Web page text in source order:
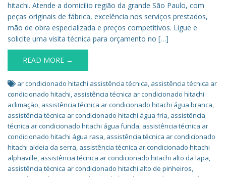
hitachi. Atende a domicílio região da grande São Paulo, com
peças originais de fábrica, excelência nos serviços prestados,
mão de obra especializada e preços competitivos. Ligue e
solicite uma visita técnica para orçamento no […]
READ MORE →
ar condicionado hitachi assistência técnica, assistência técnica ar
condicionado hitachi, assistência técnica ar condicionado hitachi
aclimação, assistência técnica ar condicionado hitachi água branca,
assistência técnica ar condicionado hitachi água fria, assistência
técnica ar condicionado hitachi água funda, assistência técnica ar
condicionado hitachi água rasa, assistência técnica ar condicionado
hitachi aldeia da serra, assistência técnica ar condicionado hitachi
alphaville, assistência técnica ar condicionado hitachi alto da lapa,
assistência técnica ar condicionado hitachi alto de pinheiros,